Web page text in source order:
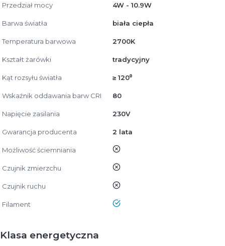
Przedział mocy 4W - 10.9W
Barwa światła biała ciepła
Temperatura barwowa 2700K
Kształt żarówki tradycyjny
Kąt rozsyłu światła ≥ 120⁰
Wskaźnik oddawania barw CRI 80
Napięcie zasilania 230V
Gwarancja producenta 2 lata
Możliwość ściemniania nie
Czujnik zmierzchu nie
Czujnik ruchu nie
Filament tak
Klasa energetyczna